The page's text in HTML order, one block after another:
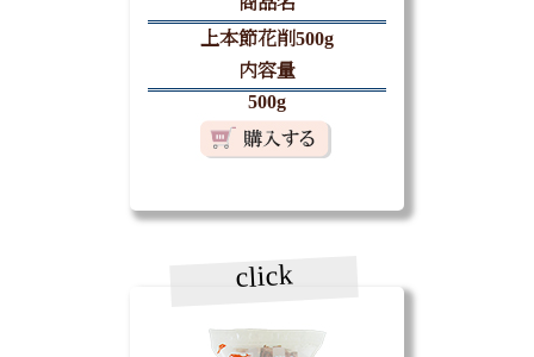
上本節花削500g
内容量
500g
click